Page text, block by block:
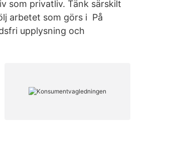
som privatliv. Tänk särskilt
arbetet som görs i På
upplysning och